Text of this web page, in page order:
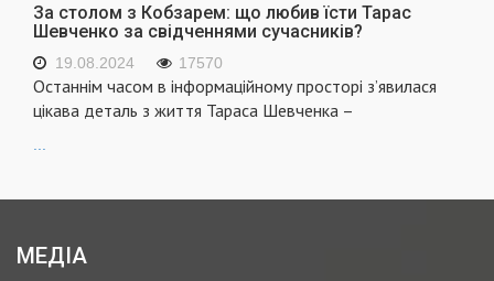
За столом з Кобзарем: що любив їсти Тарас
Шевченко за свідченнями сучасників?
19.08.2024 17570
Останнім часом в інформаційному просторі з’явилася
цікава деталь з життя Тараса Шевченка –
МЕДІА